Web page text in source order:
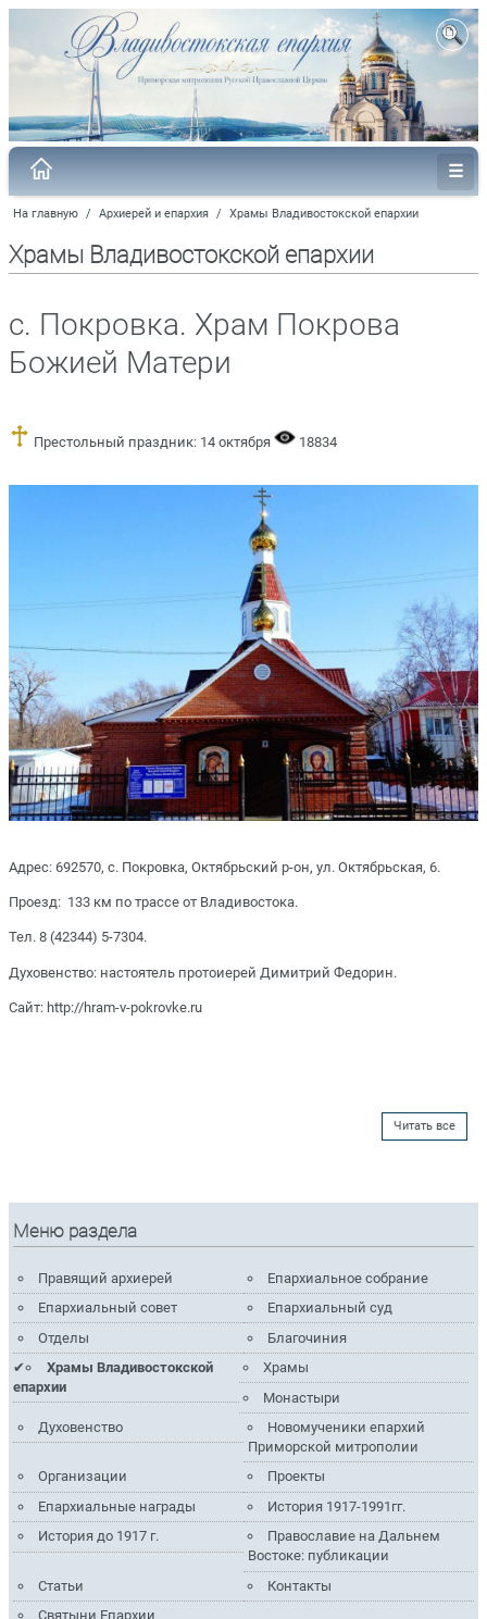
На главную / Архиерей и епархия / Храмы Владивостокской епархии
Храмы Владивостокской епархии
с. Покровка. Храм Покрова
Божией Матери
Престольный праздник: 14 октября 18834
Адрес: 692570, с. Покровка, Октябрьский р-он, ул. Октябрьская, 6.
Проезд: 133 км по трассе от Владивостока.
Тел. 8 (42344) 5-7304.
Духовенство: настоятель протоиерей Димитрий Федорин.
Сайт: http://hram-v-pokrovke.ru
Читать все
Меню раздела
Правящий архиерей
Епархиальное собрание
Епархиальный совет
Епархиальный суд
Отделы
Благочиния
Храмы Владивостокской
епархии
Храмы
Монастыри
Духовенство
Новомученики епархий
Приморской митрополии
Организации
Проекты
Епархиальные награды
История 1917-1991гг.
История до 1917 г.
Православие на Дальнем
Востоке: публикации
Статьи
Контакты
Святыни Епархии